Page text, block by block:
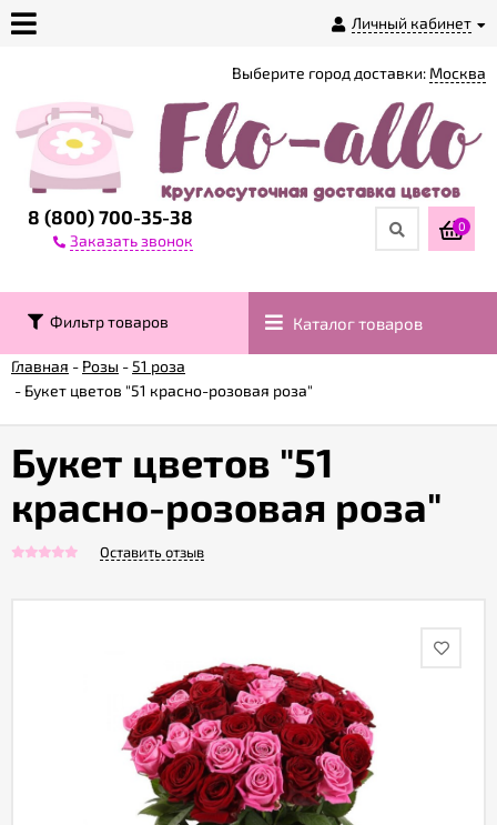
Личный кабинет
магазине
Доставка
Контакты
Возврат
Гарантии
Акции
8 (800) 700-35-38
Заказать звонок
Выберите город доставки: Москва
0
Фильтр товаров Каталог товаров
Главная - Розы - 51 роза
- Букет цветов "51 красно-розовая роза"
Букет цветов "51
красно-розовая роза"
Оставить отзыв